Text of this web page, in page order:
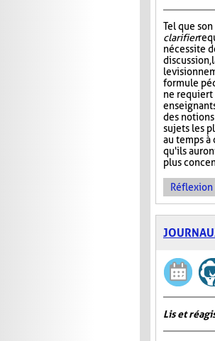
Tel que
clarifier
nécessite
discussion,
le
formule
ne requiert
des
sujets les
au temps à
qu'ils
plus
Lis et